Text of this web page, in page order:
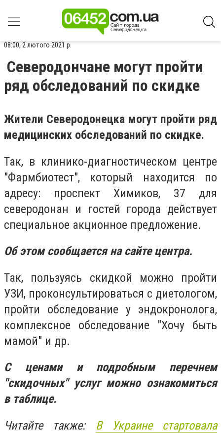
08:00, 2 лютого 2021 р.
Северодончане могут пройти
ряд обследований по скидке
Жители Северодонецка могут пройти ряд
медицинских обследований по скидке.
Так, в клинико-диагностическом центре
"Фармбиотест", который находится по
адресу: проспект Химиков, 37 для
северодонан и гостей города действует
специальное акционное предложение.
Об этом сообщается на сайте центра.
Так, пользуясь скидкой можно пройти
УЗИ, проконсультироваться с диетологом,
пройти обследование у эндокронолога,
комплексное обследование "Хочу быть
мамой" и др.
С ценами и подробным перечнем
"скидочных" услуг можно ознакомиться
в таблице.
Читайте также: В Украине стартовала